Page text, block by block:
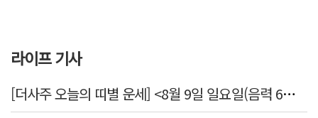
라이프 기사
[더사주 오늘의 띠별 운세] <8월 9일 일요일(음력 6월27일)>